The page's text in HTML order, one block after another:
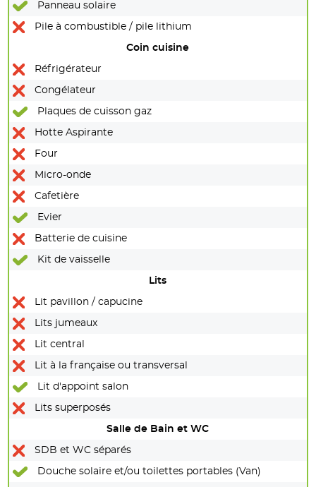
Panneau solaire
Pile à combustible / pile lithium
Coin cuisine
Réfrigérateur
Congélateur
Plaques de cuisson gaz
Hotte Aspirante
Four
Micro-onde
Cafetière
Evier
Batterie de cuisine
Kit de vaisselle
Lits
Lit pavillon / capucine
Lits jumeaux
Lit central
Lit à la française ou transversal
Lit d'appoint salon
Lits superposés
Salle de Bain et WC
SDB et WC séparés
Douche solaire et/ou toilettes portables (Van)